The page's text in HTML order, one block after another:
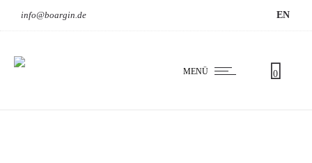
info@boargin.de EN
MENÜ 0